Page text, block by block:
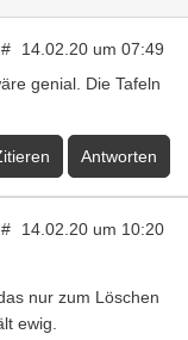
# 14.02.20 um 07:49
genial. Die Tafeln
Antworten
# 14.02.20 um 10:20
nur zum Löschen
ewig.